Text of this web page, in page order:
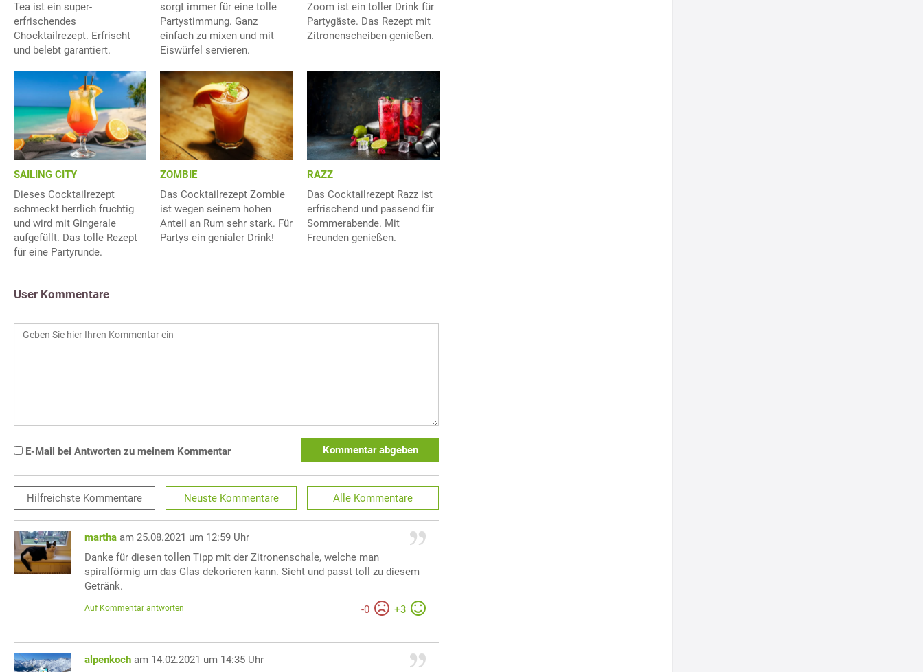
Tea ist ein super-
erfrischendes
Chocktailrezept. Erfrischt
und belebt garantiert.
sorgt immer für eine tolle
Partystimmung. Ganz
einfach zu mixen und mit
Eiswürfel servieren.
Zoom ist ein toller Drink für
Partygäste. Das Rezept mit
Zitronenscheiben genießen.
SAILING CITY
Dieses Cocktailrezept
schmeckt herrlich fruchtig
und wird mit Gingerale
aufgefüllt. Das tolle Rezept
für eine Partyrunde.
ZOMBIE
Das Cocktailrezept Zombie
ist wegen seinem hohen
Anteil an Rum sehr stark. Für
Partys ein genialer Drink!
RAZZ
Das Cocktailrezept Razz ist
erfrischend und passend für
Sommerabende. Mit
Freunden genießen.
User Kommentare
E-Mail bei Antworten zu meinem Kommentar Kommentar abgeben
Hilfreichste Kommentare Neuste Kommentare Alle Kommentare
martha am 25.08.2021 um 12:59 Uhr
Danke für diesen tollen Tipp mit der Zitronenschale, welche man
spiralförmig um das Glas dekorieren kann. Sieht und passt toll zu diesem
Getränk.
-0 +3
Auf Kommentar antworten
alpenkoch am 14.02.2021 um 14:35 Uhr